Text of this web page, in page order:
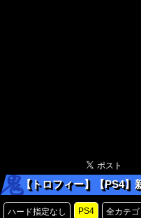
【トロフィー】【PS4
ハード指定なし PS4 全カテ